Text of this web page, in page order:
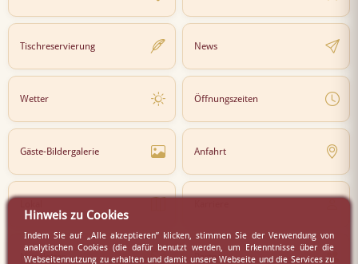
Tischreservierung News
Wetter Öffnungszeiten
Gäste-Bildergalerie Anfahrt
Newsletter Partner
Hinweis zu Cookies
Indem Sie auf „Alle akzeptieren” klicken, stimmen Sie der Verwendung von
analytischen Cookies (die dafür benutzt werden, um Erkenntnisse über die
Webseitennutzung zu erhalten und damit unsere Webseite und die Services zu